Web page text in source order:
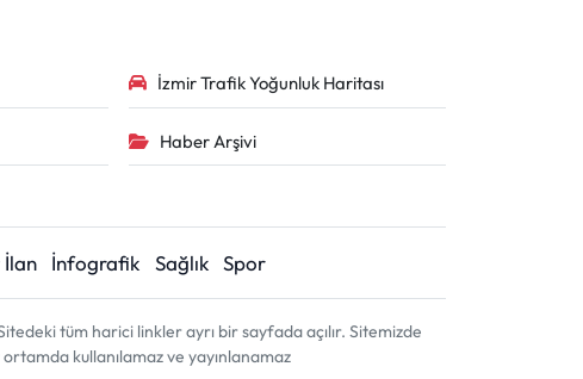
İzmir Trafik Yoğunluk Haritası
Haber Arşivi
İnfografik Sağlık Spor
tüm harici linkler ayrı bir sayfada açılır. Sitemizde
kullanılamaz ve yayınlanamaz